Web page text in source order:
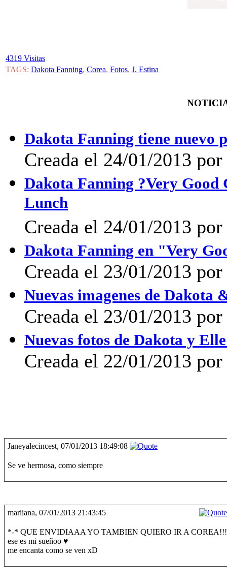
4319 Visitas
TAGS: Dakota Fanning, Corea, Fotos, J. Estina
Dakota Fanning tiene nuevo
Creada el 24/01/2013
Dakota Fanning ?Very
Lunch
Creada el 24/01/2013
Dakota Fanning en "Very
Creada el 23/01/2013
Nuevas imagenes de
Creada el 23/01/2013
Nuevas fotos de Dakota y
Creada el 22/01/2013
Janeyalecincest, 07/01/2013 18:49:08
Se ve hermosa, como siempre
mariiana, 07/01/2013 21:43:45
*-* QUE ENVIDIAAA YO TAMBIEN QUIERO IR A COREA!!!
ese es mi sueñoo ♥
me encanta como se ven xD